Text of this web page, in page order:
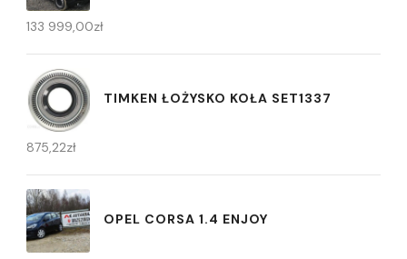
133 999,00zł
TIMKEN ŁOŻYSKO KOŁA SET1337
875,22zł
OPEL CORSA 1.4 ENJOY